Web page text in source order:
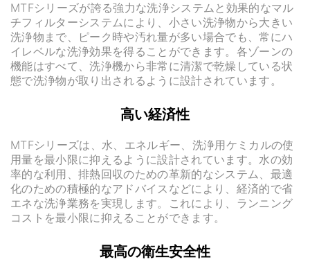
MTFシリーズが誇る強力な洗浄システムと効果的なマル
チフィルターシステムにより、小さい洗浄物から大きい
洗浄物まで、ピーク時や汚れ量が多い場合でも、常にハ
イレベルな洗浄効果を得ることができます。各ゾーンの
機能はすべて、洗浄機から非常に清潔で乾燥している状
態で洗浄物が取り出されるように設計されています。
高い経済性
MTFシリーズは、水、エネルギー、洗浄用ケミカルの使
用量を最小限に抑えるように設計されています。水の効
率的な利用、排熱回収のための革新的なシステム、最適
化のための積極的なアドバイスなどにより、経済的で省
エネな洗浄業務を実現します。これにより、ランニング
コストを最小限に抑えることができます。
最高の衛生安全性